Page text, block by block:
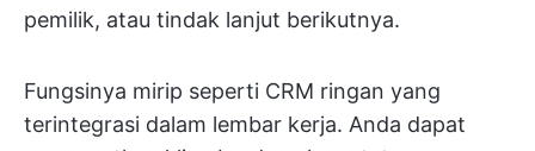
pemilik, atau tindak lanjut berikutnya.
Fungsinya mirip seperti CRM ringan yang
terintegrasi dalam lembar kerja. Anda dapat